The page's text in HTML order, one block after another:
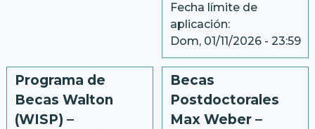
Fecha límite de
aplicación:
Dom, 01/11/2026 - 23:59
Programa de
Becas Walton
(WISP) –
Becas
Postdoctorales
Max Weber –